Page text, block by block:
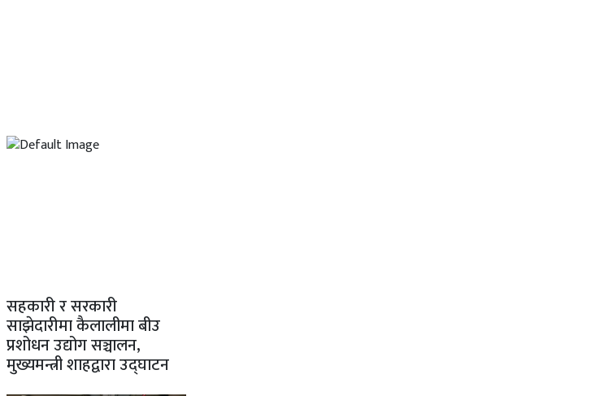
सहकारी र सरकारी
साझेदारीमा कैलालीमा बीउ
प्रशोधन उद्योग सञ्चालन,
मुख्यमन्त्री शाहद्वारा उद्घाटन